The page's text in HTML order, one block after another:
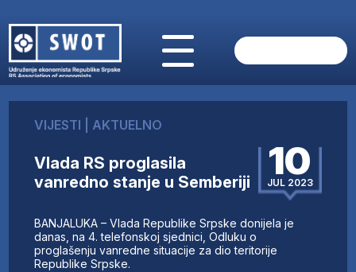
O NAMA
AKTUELNO
ANALIZE
FINANSIJE
IZ STRANIH MEDIJA
AKTIVNOSTI
VIJESTI AKTUELNO
Vlada RS proglasila
vanredno stanje u Semberiji
10
JUL 2023
BANJALUKA – Vlada Republike Srpske donijela je
danas, na 4. telefonskoj sjednici, Odluku o
proglašenju vanredne situacije za dio teritorije
Republike Srpske.